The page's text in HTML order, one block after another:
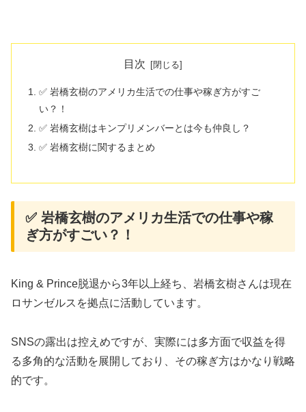
目次
✅ 岩橋玄樹のアメリカ生活での仕事や稼ぎ方がすご
い？！
✅ 岩橋玄樹はキンプリメンバーとは今も仲良し？
✅ 岩橋玄樹に関するまとめ
✅ 岩橋玄樹のアメリカ生活での仕事や稼
ぎ方がすごい？！
King & Prince脱退から3年以上経ち、岩橋玄樹さんは現在
ロサンゼルスを拠点に活動しています。
SNSの露出は控えめですが、実際には多方面で収益を得
る多角的な活動を展開しており、その稼ぎ方はかなり戦略
的です。